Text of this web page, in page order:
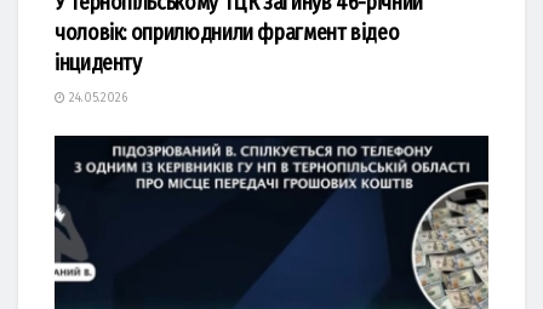
чоловік: оприлюднили фрагмент відео
інциденту
24.05.2026